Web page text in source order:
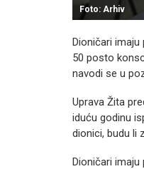
Foto: Arhiv
Dioničari imaju
50 posto
navodi se u
Uprava Žita
iduću godinu
dionici, budu li
Dioničari imaju